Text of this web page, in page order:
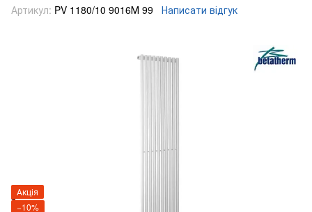
Артикул: PV 1180/10 9016М 99 Написати відгук
Акція
−10%